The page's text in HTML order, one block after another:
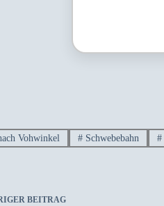
Vohwinkel # Schwebebahn #
BEITRAG